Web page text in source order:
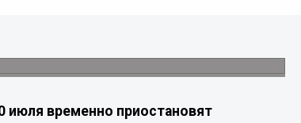
июля временно приостановят